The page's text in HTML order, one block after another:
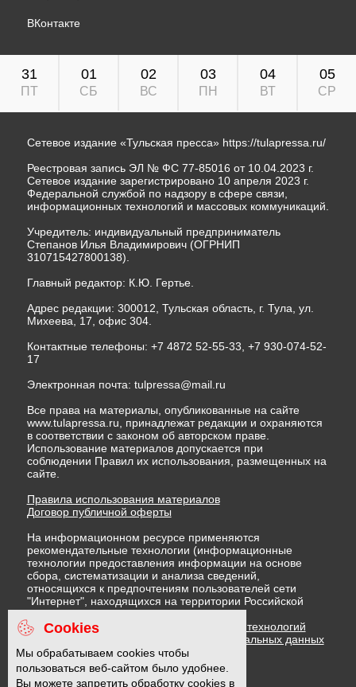
ВКонтакте
31
ПТ
01
СБ
02
ВС
03
ПН
04
ВТ
05
СР
Сетевое издание «Тульская пресса» https://tulapressa.ru/
Реестровая запись ЭЛ № ФС 77-85016 от 10.04.2023 г.
Сетевое издание зарегистрировано 10 апреля 2023 г.
Федеральной службой по надзору в сфере связи,
информационных технологий и массовых коммуникаций.
Учредитель: индивидуальный предприниматель
Степанов Илья Владимирович (ОГРНИП
310715427800138).
Главный редактор: К.Ю. Гертье.
Адрес редакции: 300012, Тульская область, г. Тула, ул.
Михеева, 17, офис 304.
Контактные телефоны: +7 4872 52-55-33, +7 930-074-52-
17
Электронная почта: tulpressa@mail.ru
Все права на материалы, опубликованные на сайте
www.tulapressa.ru, принадлежат редакции и охраняются
в соответствии с законом об авторском праве.
Использование материалов допускается при
соблюдении Правил их использования, размещенных на
сайте.
Правила использования материалов
Договор публичной оферты
На информационном ресурсе применяются
рекомендательные технологии (информационные
технологии предоставления информации на основе
сбора, систематизации и анализа сведений,
относящихся к предпочтениям пользователей сети
"Интернет", находящихся на территории Российской
Федерации)
Правила применения рекомендательных технологий
Политика в отношении обработки персональных данных
Политика обработки файлов cookie
Cookies
Мы обрабатываем cookies чтобы
пользоваться веб-сайтом было удобнее.
Вы можете запретить обработку cookies в